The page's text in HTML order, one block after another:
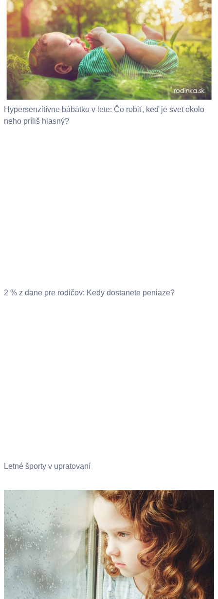
Hypersenzitívne bábätko v lete: Čo robiť, keď je svet okolo
neho príliš hlasný?
2 % z dane pre rodičov: Kedy dostanete peniaze?
Letné športy v upratovaní